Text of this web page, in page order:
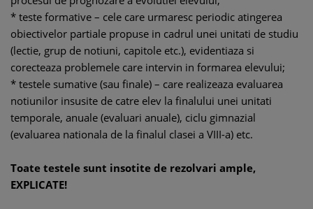
* teste formative – cele care urmaresc periodic atingerea
obiectivelor partiale propuse in cadrul unei unitati de studiu
(lectie, grup de notiuni, capitole etc.), evidentiaza si
corecteaza problemele care intervin in formarea elevului;
* testele sumative (sau finale) – care realizeaza evaluarea
notiunilor insusite de catre elev la finalului unei unitati
temporale, anuale (evaluari anuale), ciclu gimnazial
(evaluarea nationala de la finalul clasei a VIII-a) etc.
Toate testele sunt insotite de rezolvari ample,
EXPLICATE!